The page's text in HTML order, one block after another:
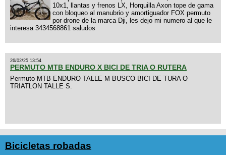
10x1, llantas y frenos LX, Horquilla Axon tope de gama
con bloqueo al manubrio y amortiguador FOX permuto
por drone de la marca Dji, les dejo mi numero al que le
interesa 3434568861 saludos
26/02/25 13:54
PERMUTO MTB ENDURO X BICI DE TRIA O RUTERA
Permuto MTB ENDURO TALLE M BUSCO BICI DE TURA O
TRIATLON TALLE S.
Bicicletas robadas